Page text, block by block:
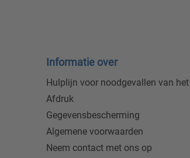
Informatie over
Hulplijn voor noodgevallen van
Afdruk
Gegevensbescherming
Algemene voorwaarden
Neem contact met ons op